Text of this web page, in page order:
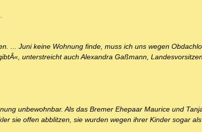
... Juni keine Wohnung finde, muss ich uns wegen
unterstreicht auch Alexandra Gaßmann,
unbewohnbar. Als das Bremer Ehepaar Maurice und
sie offen abblitzen, sie wurden wegen ihrer Kinder sogar